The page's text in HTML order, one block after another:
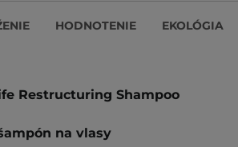
HODNOTENIE EKOLÓGIA
Restructuring Shampoo
na vlasy